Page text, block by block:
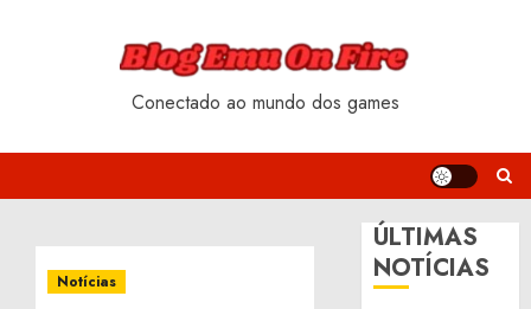
Conectado ao mundo dos games
Notícias
ÚLTIMAS
NOTÍCIAS